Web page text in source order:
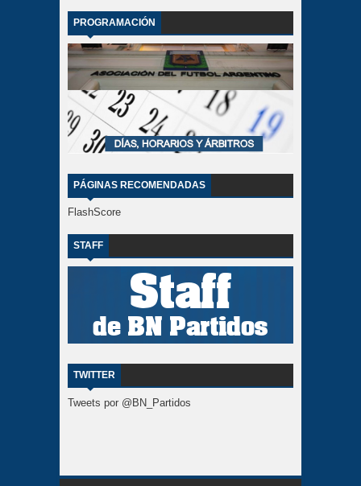
PROGRAMACIÓN
PÁGINAS RECOMENDADAS
FlashScore
STAFF
TWITTER
Tweets por @BN_Partidos